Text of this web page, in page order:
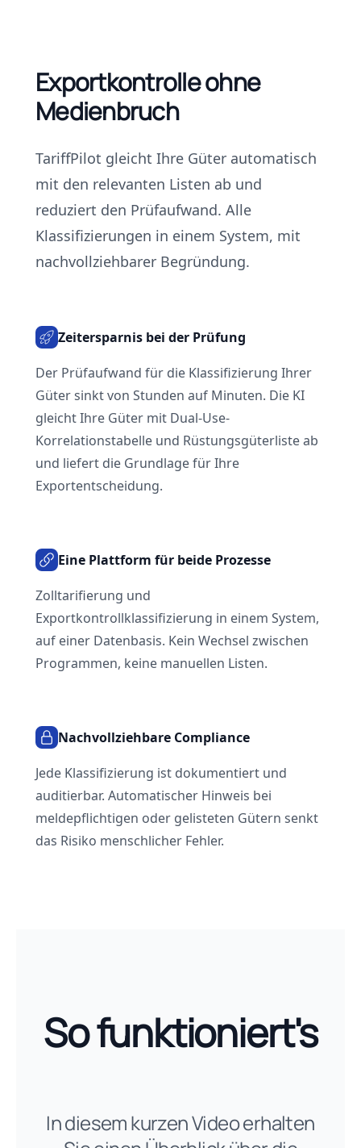
Exportkontrolle ohne
Medienbruch
TariffPilot gleicht Ihre Güter automatisch
mit den relevanten Listen ab und
reduziert den Prüfaufwand. Alle
Klassifizierungen in einem System, mit
nachvollziehbarer Begründung.
Zeitersparnis bei der Prüfung
Der Prüfaufwand für die Klassifizierung Ihrer
Güter sinkt von Stunden auf Minuten. Die KI
gleicht Ihre Güter mit Dual-Use-
Korrelationstabelle und Rüstungsgüterliste ab
und liefert die Grundlage für Ihre
Exportentscheidung.
Eine Plattform für beide Prozesse
Zolltarifierung und
Exportkontrollklassifizierung in einem System,
auf einer Datenbasis. Kein Wechsel zwischen
Programmen, keine manuellen Listen.
Nachvollziehbare Compliance
Jede Klassifizierung ist dokumentiert und
auditierbar. Automatischer Hinweis bei
meldepflichtigen oder gelisteten Gütern senkt
das Risiko menschlicher Fehler.
So funktioniert's
In diesem kurzen Video erhalten